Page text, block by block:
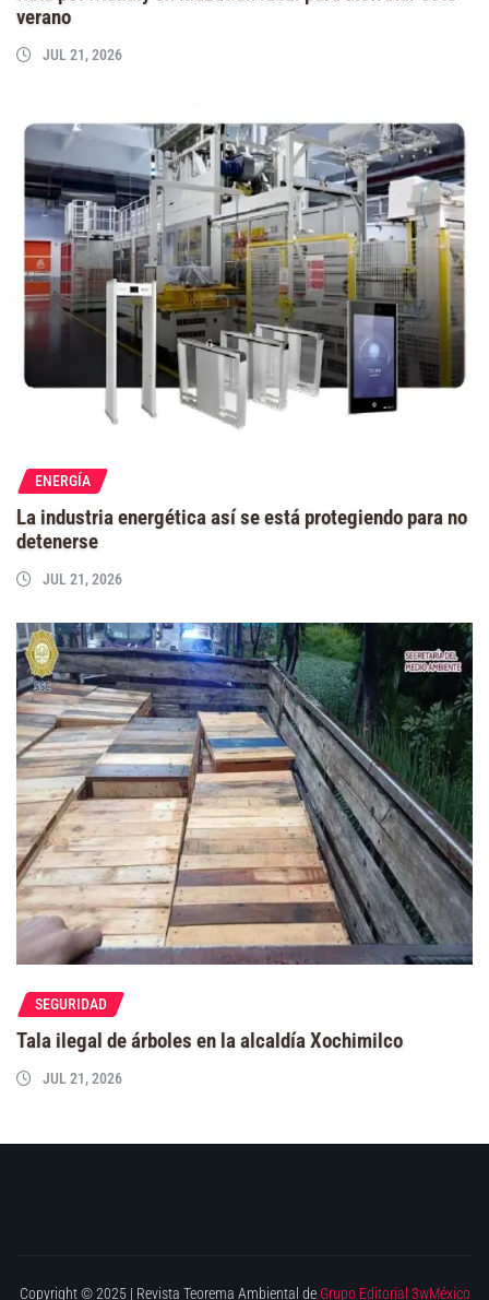
verano
JUL 21, 2026
ENERGÍA
La industria energética así se está protegiendo para no
detenerse
JUL 21, 2026
SEGURIDAD
Tala ilegal de árboles en la alcaldía Xochimilco
JUL 21, 2026
Copyright © 2025 | Revista Teorema Ambiental de Grupo Editorial 3wMéxico